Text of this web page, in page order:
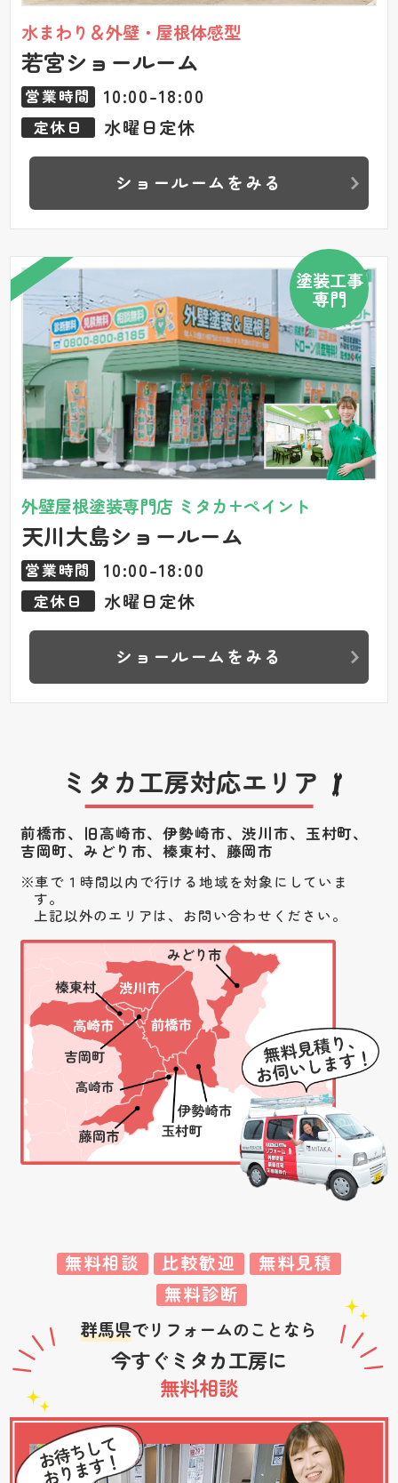
水まわり＆外壁・屋根体感型
若宮ショールーム
営業時間 10:00-18:00
定休日 水曜日定休
ショールームをみる
外壁屋根塗装専門店 ミタカ+ペイント
天川大島ショールーム
塗装工事
専門
営業時間 10:00-18:00
定休日 水曜日定休
ショールームをみる
ミタカ工房対応エリア
前橋市、旧高崎市、伊勢崎市、渋川市、 玉村町、
吉岡町、みどり市、榛東村、藤岡市
車で１時間以内で行ける地域を対象にしていま
す。
上記以外のエリアは、お問い合わせください。
無料相談 比較歓迎
無料見積
無料診断
群馬県でリフォームのことなら
今すぐミタカ工房に
無料相談